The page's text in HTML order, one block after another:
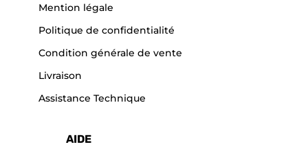
Mention légale
Politique de confidentialité
Condition générale de vente
Livraison
Assistance Technique
AIDE